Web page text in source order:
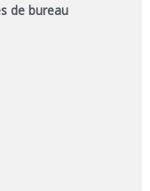
de bureau